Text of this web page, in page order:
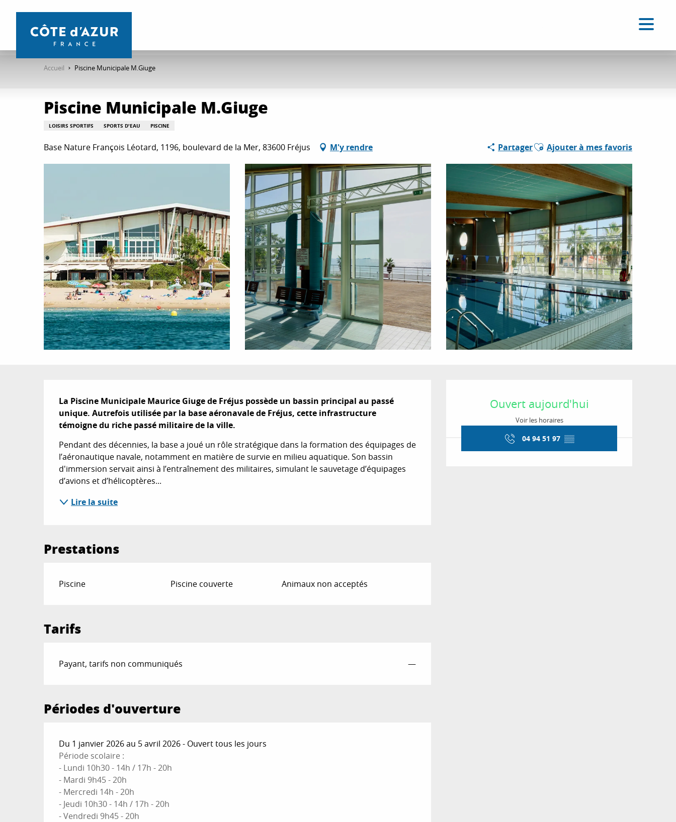
contenu
Accueil Piscine Municipale M.Giuge
Piscine Municipale M.Giuge
LOISIRS SPORTIFS SPORTS D'EAU PISCINE
Base Nature François Léotard, 1196, boulevard de la Mer, 83600 Fréjus M'y rendre PartagerAjouter aux favoris
Ajouter à mes favoris
Ouverture et
Ouvert aujourd'hui
Voir les horaires
04 94 51 97 ▒▒
Description
La Piscine Municipale Maurice Giuge de Fréjus possède un bassin principal au passé
unique. Autrefois utilisée par la base aéronavale de Fréjus, cette infrastructure
témoigne du riche passé militaire de la ville.
Pendant des décennies, la base a joué un rôle stratégique dans la formation des équipages de
l’aéronautique navale, notamment en matière de survie en milieu aquatique. Son bassin
d'immersion servait ainsi à l’entraînement des militaires, simulant le sauvetage d’équipages
d’avions et d’hélicoptères...
Lire la suite
Prestations
Piscine Piscine couverte Animaux non acceptés
Tarifs
Payant, tarifs non communiqués —
Périodes d'ouverture
Du 1 janvier 2026 au 5 avril 2026 - Ouvert tous les jours
Période scolaire :
- Lundi 10h30 - 14h / 17h - 20h
- Mardi 9h45 - 20h
- Mercredi 14h - 20h
- Jeudi 10h30 - 14h / 17h - 20h
- Vendredi 9h45 - 20h